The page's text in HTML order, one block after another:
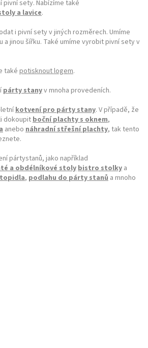
sety. Nabízíme také
a lavice.
i pivní sety v jiných rozměrech. Umíme
a jinou šířku. Také umíme vyrobit pivní sety v
také potisknout logem.
párty stanyv mnoha provedeních.
kotvení pro párty stany. V případě, že
dokoupitboční plachty s oknem,
anebo náhradní střešní plachty, tak tento
pártystanů, jako například
a obdélníkové stolybistro stolky a
, podlahu do párty stanů a mnoho